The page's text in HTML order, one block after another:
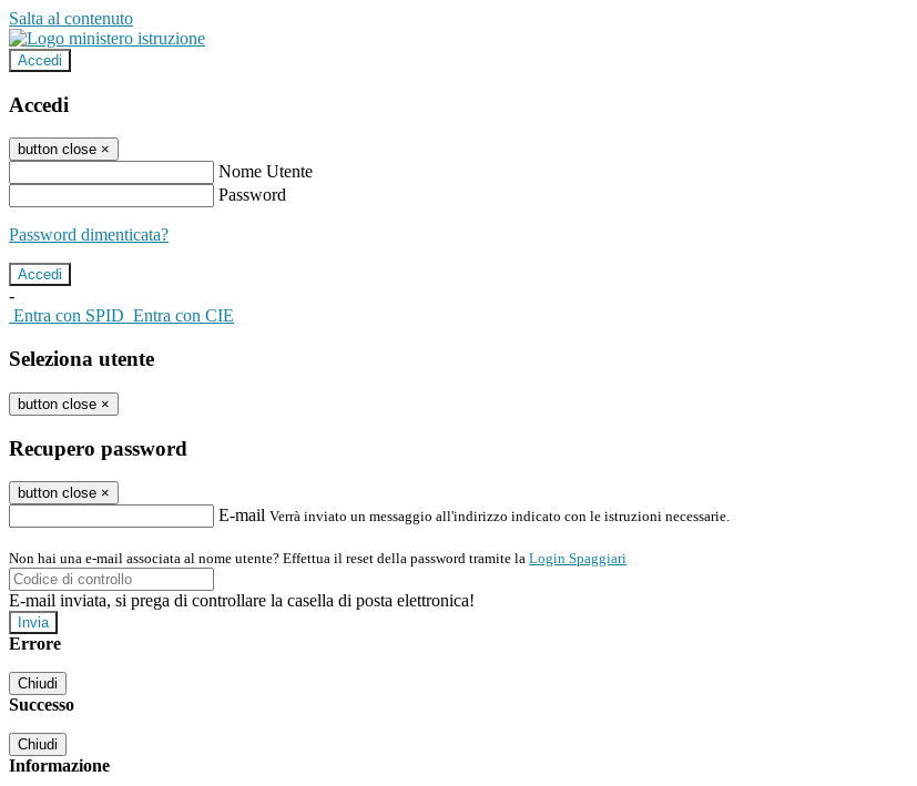
Salta al contenuto
Accedi
Accedi
button close ×
Nome Utente
Password
Password dimenticata?
-
Entra con SPID Entra con CIE
Seleziona utente
button close ×
Recupero password
button close ×
E-mail Verrà inviato un messaggio all'indirizzo indicato con le istruzioni necessarie.
Non hai una e-mail associata al nome utente? Effettua il reset della password tramite la Login Spaggiari
E-mail inviata, si prega di controllare la casella di posta elettronica!
Errore
Chiudi
Successo
Chiudi
Informazione